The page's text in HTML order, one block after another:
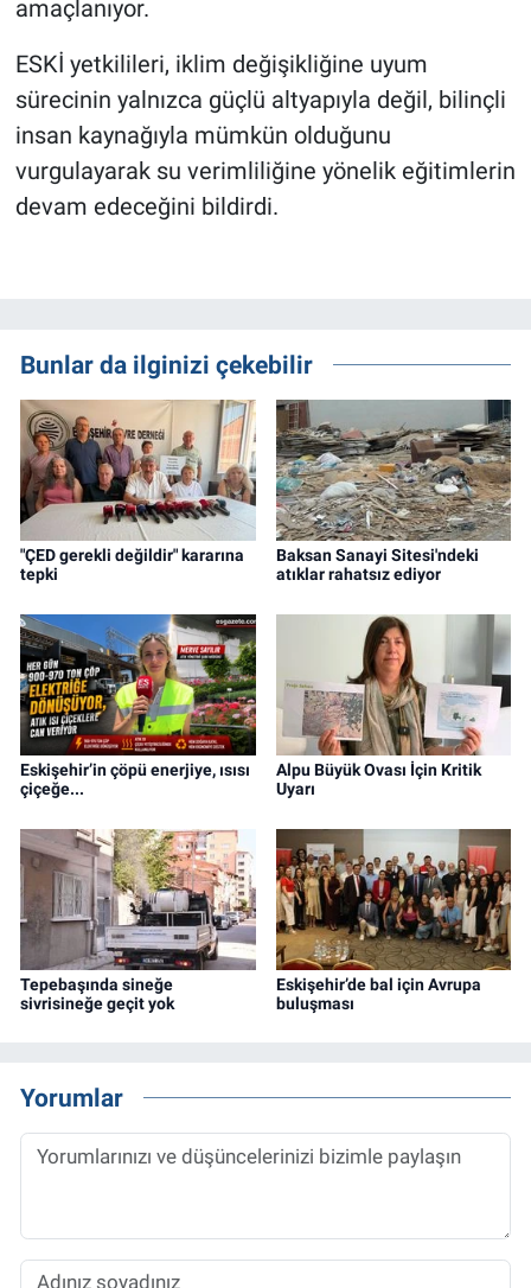
amaçlanıyor.
ESKİ yetkilileri, iklim değişikliğine uyum
sürecinin yalnızca güçlü altyapıyla değil, bilinçli
insan kaynağıyla mümkün olduğunu
vurgulayarak su verimliliğine yönelik eğitimlerin
devam edeceğini bildirdi.
Bunlar da ilginizi çekebilir
"ÇED gerekli değildir" kararına
tepki
Baksan Sanayi Sitesi'ndeki
atıklar rahatsız ediyor
Eskişehir’in çöpü enerjiye, ısısı
çiçeğe...
Alpu Büyük Ovası İçin Kritik
Uyarı
Tepebaşında sineğe
sivrisineğe geçit yok
Eskişehir’de bal için Avrupa
buluşması
Yorumlar